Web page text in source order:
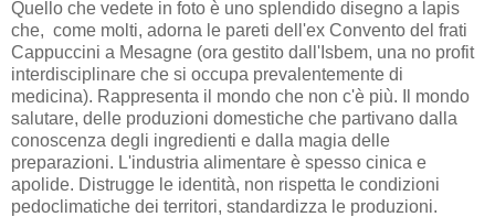
Quello che vedete in foto è uno splendido disegno a lapis
che, come molti, adorna le pareti dell'ex Convento del frati
Cappuccini a Mesagne (ora gestito dall'Isbem, una no profit
interdisciplinare che si occupa prevalentemente di
medicina). Rappresenta il mondo che non c'è più. Il mondo
salutare, delle produzioni domestiche che partivano dalla
conoscenza degli ingredienti e dalla magia delle
preparazioni. L'industria alimentare è spesso cinica e
apolide. Distrugge le identità, non rispetta le condizioni
pedoclimatiche dei territori, standardizza le produzioni.